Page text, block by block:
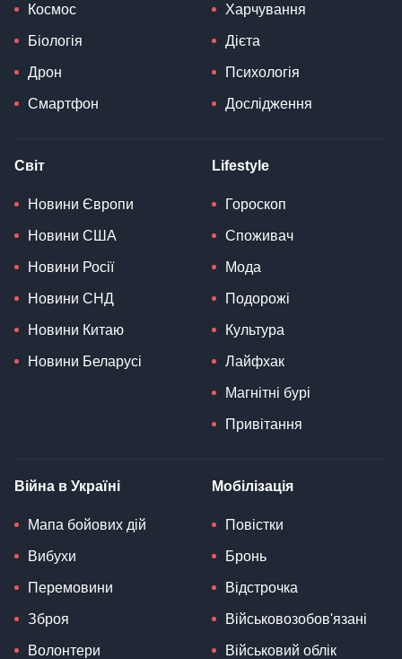
Космос
Біологія
Дрон
Смартфон
Харчування
Дієта
Психологія
Дослідження
Світ
Новини Європи
Новини США
Новини Росії
Новини СНД
Новини Китаю
Новини Беларусі
Lifestyle
Гороскоп
Споживач
Мода
Подорожі
Культура
Лайфхак
Магнітні бурі
Привітання
Війна в Україні
Мапа бойових дій
Вибухи
Перемовини
Зброя
Волонтери
Мобілізація
Повістки
Бронь
Відстрочка
Військовозобов'язані
Військовий облік